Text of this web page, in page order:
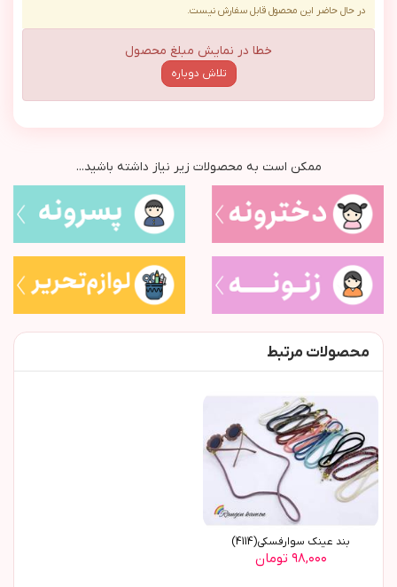
در حال حاضر این محصول قابل سفارش نیست.
خطا در نمایش مبلغ محصول
تلاش دوباره
ممکن است به محصولات زیر نیاز داشته باشید...
محصولات مرتبط
بند عینک سوارفسکی(4114)
۹۸,۰۰۰ تومان